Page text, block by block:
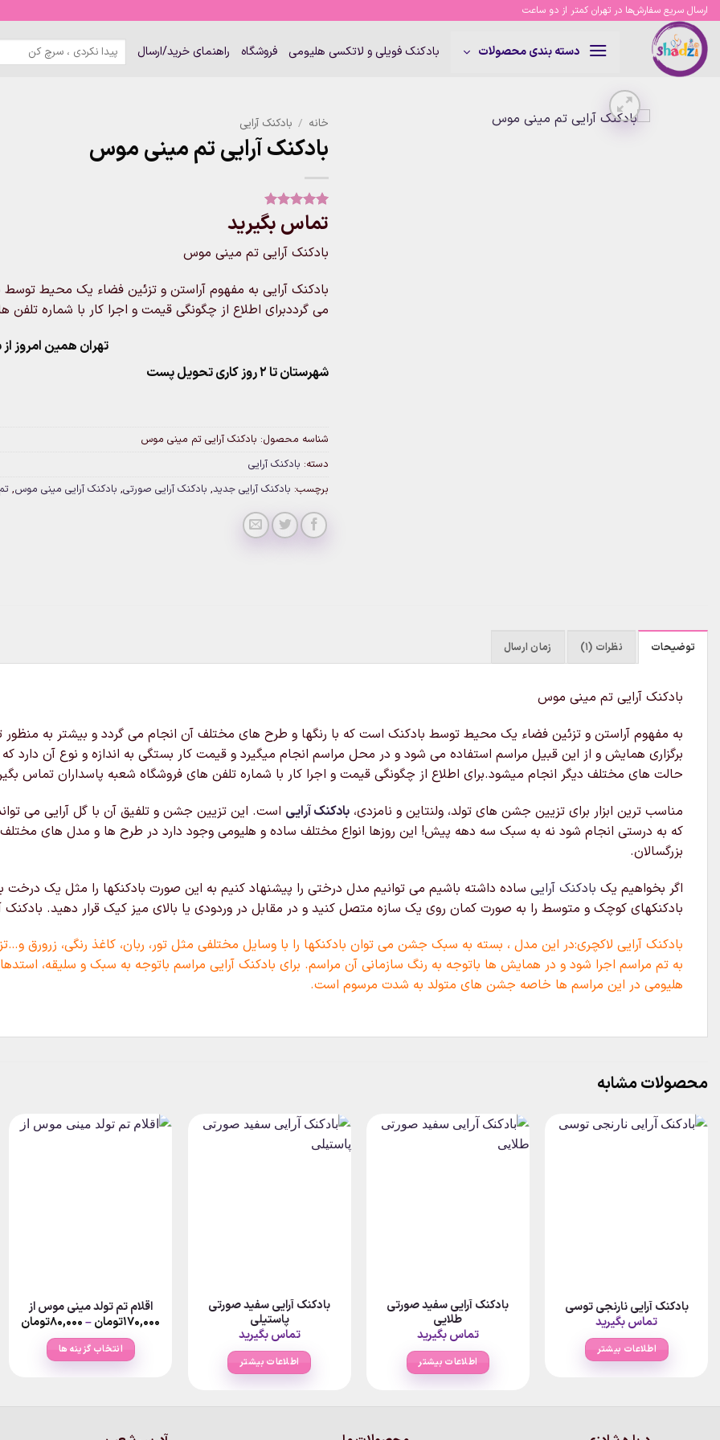
Skip
content
ارسال سریع سفارش‌ها در تهران کمتر از دو ساعت
دسته بندی محصولات بادکنک فویلی و لاتکسی هلیومی فروشگاه راهنمای خرید/ارسال
جستجو
برای:
خانه / بادکنک آرایی
بادکنک آرایی تم مینی موس
امتیاز
از
5 امتیاز
1
تماس بگیرید
بادکنک آرایی تم مینی موس
بادکنک آرایی به مفهوم آراستن و تزئین فضاء یک محیط
می گرددبرای اطلاع از چگونگی قیمت و اجرا کار با شماره تلفن های
تهران همین امروز از ساعت ۱۱-
شهرستان تا 2 روز کاری تحویل پست
شناسه محصول: بادکنک آرایی تم مینی موس
دسته: بادکنک آرایی
برچسب: بادکنک آرایی جدید, بادکنک آرایی صورتی, بادکنک آرایی مینی موس,
توضیحات نظرات (1) زمان ارسال
بادکنک آرایی تم مینی موس
به مفهوم آراستن و تزئین فضاء یک محیط توسط بادکنک است که با رنگها و طرح های مختلف آن انجام می گردد و بیشتر به منظور
برگزاری همایش و از این قبیل مراسم استفاده می شود و در محل مراسم انجام میگیرد و قیمت کار بستگی به اندازه و نوع آن
حالت های مختلف دیگر انجام میشود.برای اطلاع از چگونگی قیمت و اجرا کار با شماره تلفن های فروشگاه شعبه پاسداران تماس
مناسب ترین ابزار برای تزیین جشن های تولد، ولنتاین و نامزدی، بادکنک آرایی است. این تزیین جشن و تلفیق آن با گل آرایی می
که به درستی انجام شود نه به سبک سه دهه پیش! این روزها انواع مختلف ساده و هلیومی وجود دارد در طرح ها و مدل های
بزرگسالان.
اگر بخواهیم یک بادکنک آرایی ساده داشته باشیم می توانیم مدل درختی را پیشنهاد کنیم به این صورت بادکنکها را مثل یک
بادکنکهای کوچک و متوسط را به صورت کمان روی یک سازه متصل کنید و در مقابل در وردودی یا بالای میز کیک قرار دهید.
بادکنک آرایی لاکچری:در این مدل ، بسته به سبک جشن می توان بادکنکها را با وسایل مختلفی مثل تور، ربان، کاغذ رنگی، زرورق
به تم مراسم اجرا شود و در همایش ها باتوجه به رنگ سازمانی آن مراسم. برای بادکنک آرایی مراسم باتوجه به سبک و سلیقه،
هلیومی در این مراسم ها خاصه جشن های متولد به شدت مرسوم است.
محصولات مشابه
بادکنک آرایی نارنجی توسی
تماس بگیرید
اطلاعات بیشتر
بادکنک آرایی سفید صورتی
طلایی
تماس بگیرید
اطلاعات بیشتر
بادکنک آرایی سفید صورتی
پاستیلی
تماس بگیرید
اطلاعات بیشتر
اقلام تم تولد مینی موس از
۱۷۰,۰۰۰تومان– ۸۰,۰۰۰تومانPrice
انتخاب گزینه ها